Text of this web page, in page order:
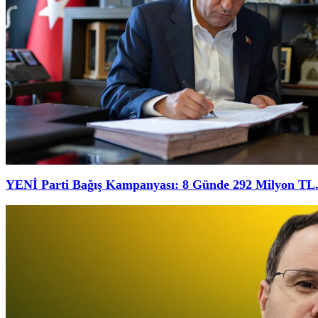
YENİ Parti Bağış Kampanyası: 8 Günde 292 Milyon